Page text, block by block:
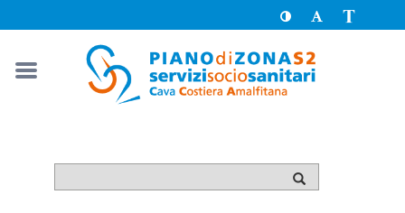
Toggle
High
Contrast
Toggle
Font a